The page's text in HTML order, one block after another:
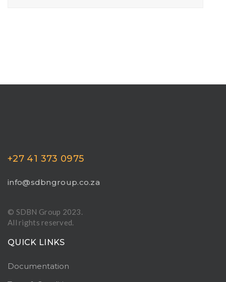
+27 41 373 0975
info@sdbngroup.co.za
© SDBN Group 2023.
All rights reserved.
QUICK LINKS
Documentation